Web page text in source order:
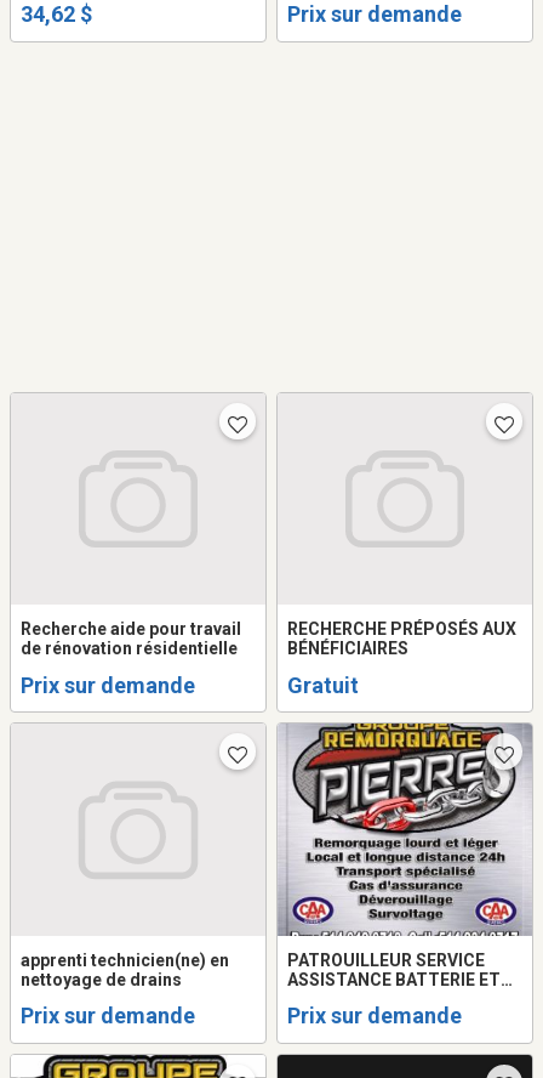
34,62 $ Prix sur demande
Recherche aide pour travail
de rénovation résidentielle
Prix sur demande
RECHERCHE PRÉPOSÉS AUX
BÉNÉFICIAIRES
Gratuit
apprenti technicien(ne) en
nettoyage de drains
Prix sur demande
PATROUILLEUR SERVICE
ASSISTANCE BATTERIE ET
REMORQUEUSE/TOWING
Prix sur demande